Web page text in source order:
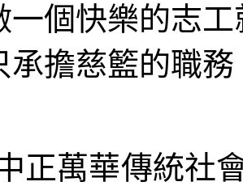
一個快樂的志
承擔慈籃的職
傳統社